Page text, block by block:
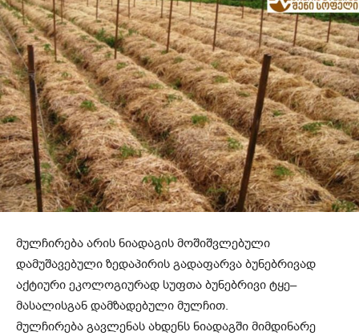
მულჩირება არის ნიადაგის მოშიშვლებული
დამუშავებული ზედაპირის გადაფარვა ბუნებრივად
აქტიური ეკოლოგიურად სუფთა ბუნებრივი ტყე–
მასალისგან დამზადებული მულჩით.
მულჩირება გავლენას ახდენს ნიადაგში მიმდინარე